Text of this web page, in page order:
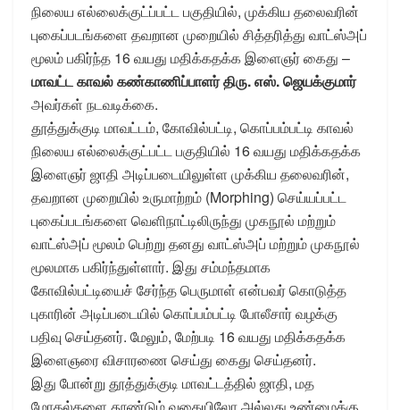
நிலைய எல்லைக்குட்ப்பட்ட பகுதியில், முக்கிய தலைவரின்
புகைப்படங்களை தவறான முறையில் சித்தரித்து வாட்ஸ்அப்
மூலம் பகிர்ந்த 16 வயது மதிக்கதக்க இளைஞர் கைது –
மாவட்ட காவல் கண்காணிப்பாளர் திரு. எஸ். ஜெயக்குமார்
அவர்கள் நடவடிக்கை.
தூத்துக்குடி மாவட்டம், கோவில்பட்டி, கொப்பம்பட்டி காவல்
நிலைய எல்லைக்குட்பட்ட பகுதியில் 16 வயது மதிக்கதக்க
இளைஞர் ஜாதி அடிப்படையிலுள்ள முக்கிய தலைவரின்,
தவறான முறையில் உருமாற்றம் (Morphing) செய்யப்பட்ட
புகைப்படங்களை வெளிநாட்டிலிருந்து முகநூல் மற்றும்
வாட்ஸ்அப் மூலம் பெற்று தனது வாட்ஸ்அப் மற்றும் முகநூல்
மூலமாக பகிர்ந்துள்ளார். இது சம்மந்தமாக
கோவில்பட்டியைச் சேர்ந்த பெருமாள் என்பவர் கொடுத்த
புகாரின் அடிப்படையில் கொப்பம்பட்டி போலீசார் வழக்கு
பதிவு செய்தனர். மேலும், மேற்படி 16 வயது மதிக்கதக்க
இளைஞரை விசாரணை செய்து கைது செய்தனர்.
இது போன்று தூத்துக்குடி மாவட்டத்தில் ஜாதி, மத